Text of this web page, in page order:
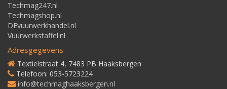
Techmag247.nl
Techmagshop.nl
DEvuurwerkhandel.nl
Vuurwerkstaffel.nl
Adresgegevens
Textielstraat 4, 7483 PB Haaksbergen
Telefoon: 053-5723224
info@techmaghaaksbergen.nl